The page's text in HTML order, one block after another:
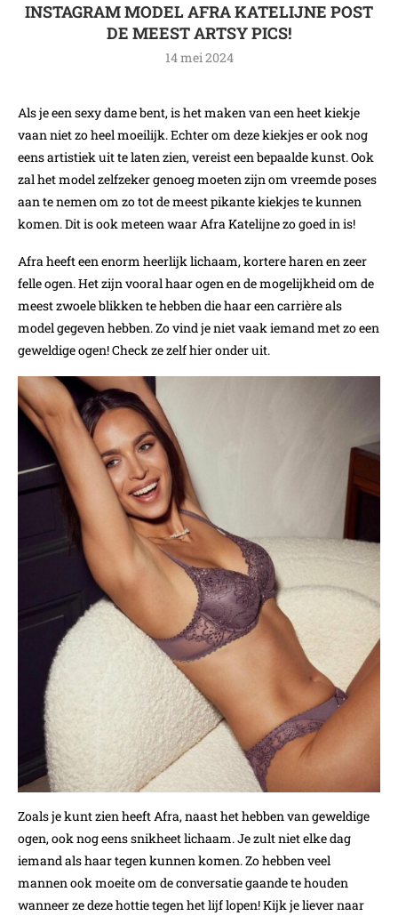
INSTAGRAM MODEL AFRA KATELIJNE POST
DE MEEST ARTSY PICS!
14 mei 2024
Als je een sexy dame bent, is het maken van een heet kiekje
vaan niet zo heel moeilijk. Echter om deze kiekjes er ook nog
eens artistiek uit te laten zien, vereist een bepaalde kunst. Ook
zal het model zelfzeker genoeg moeten zijn om vreemde poses
aan te nemen om zo tot de meest pikante kiekjes te kunnen
komen. Dit is ook meteen waar Afra Katelijne zo goed in is!
Afra heeft een enorm heerlijk lichaam, kortere haren en zeer
felle ogen. Het zijn vooral haar ogen en de mogelijkheid om de
meest zwoele blikken te hebben die haar een carrière als
model gegeven hebben. Zo vind je niet vaak iemand met zo een
geweldige ogen! Check ze zelf hier onder uit.
Zoals je kunt zien heeft Afra, naast het hebben van geweldige
ogen, ook nog eens snikheet lichaam. Je zult niet elke dag
iemand als haar tegen kunnen komen. Zo hebben veel
mannen ook moeite om de conversatie gaande te houden
wanneer ze deze hottie tegen het lijf lopen! Kijk je liever naar